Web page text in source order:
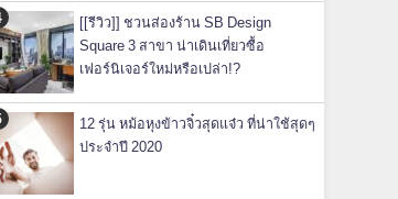
[[รีวิว]] ชวนส่องร้าน SB Design
Square 3 สาขา น่าเดินเที่ยวซื้อ
เฟอร์นิเจอร์ใหม่หรือเปล่า!?
12 รุ่น หม้อหุงข้าวจิ๋วสุดแจ๋ว ที่น่าใช้สุดๆ
ประจำปี 2020